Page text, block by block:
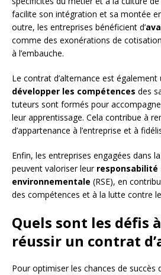
facilite son intégration et sa montée
outre, les entreprises bénéficient d’
comme des exonérations de
à l’embauche.
Le contrat d’alternance est également
développer les compétences des
tuteurs sont formés pour
leur apprentissage. Cela contribue à
d’appartenance à l’entreprise et à
Enfin, les entreprises engagées dans
peuvent valoriser leur responsabilité
environnementale (RSE), en
des compétences et à la lutte contre
Quels sont les défis
réussir un contrat
Pour optimiser les chances de succès